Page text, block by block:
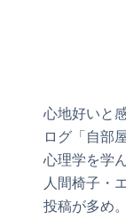
心地好いと
ログ「自部
心理学を学
人間椅子・
投稿が多め